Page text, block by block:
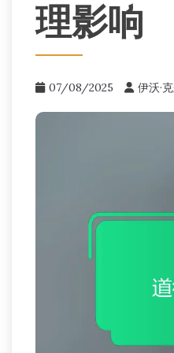
理影响
07/08/2025 伊沃·